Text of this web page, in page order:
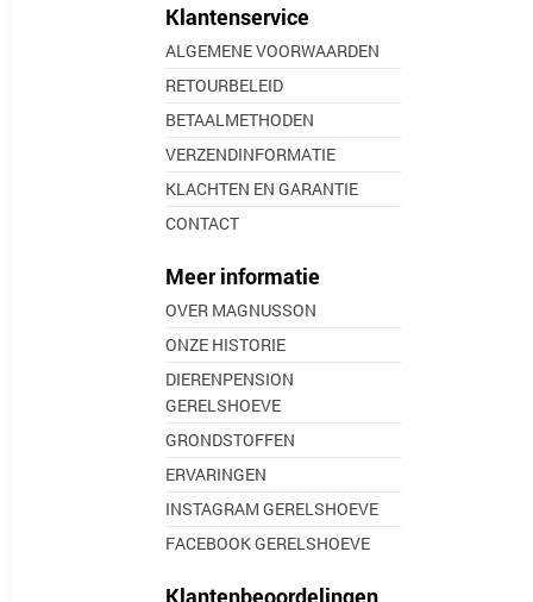
Klantenservice
ALGEMENE VOORWAARDEN
RETOURBELEID
BETAALMETHODEN
VERZENDINFORMATIE
KLACHTEN EN GARANTIE
CONTACT
Meer informatie
OVER MAGNUSSON
ONZE HISTORIE
DIERENPENSION
GERELSHOEVE
GRONDSTOFFEN
ERVARINGEN
INSTAGRAM GERELSHOEVE
FACEBOOK GERELSHOEVE
Klantenbeoordelingen